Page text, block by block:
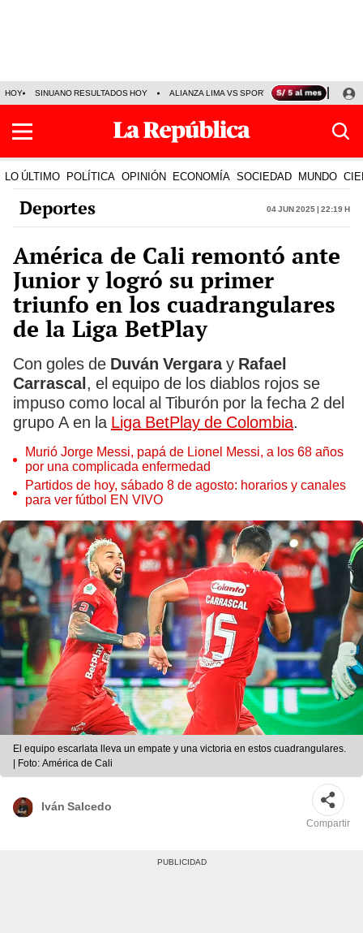
HOY SINUANO RESULTADOS HOY ALIANZA LIMA VS SPORT BOYS JORGE
LO ÚLTIMO POLÍTICA OPINIÓN ECONOMÍA SOCIEDAD MUNDO
Deportes 04 Jun 2025 | 22:19 h
América de Cali remontó ante
Junior y logró su primer
triunfo en los cuadrangulares
de la Liga BetPlay
Con goles de Duván Vergaray Rafael
Carrascal, el equipo de los diablos rojos se
impuso como local al Tiburón por la fecha 2 del
grupo A en la Liga BetPlay de Colombia.
Murió Jorge Messi, papá de Lionel Messi, a los 68 años
por una complicada enfermedad
Partidos de hoy, sábado 8 de agosto: horarios y canales
para ver fútbol EN VIVO
El equipo escarlata lleva un empate y una victoria en estos cuadrangulares.
| Foto: América de Cali
Iván Salcedo
Compartir